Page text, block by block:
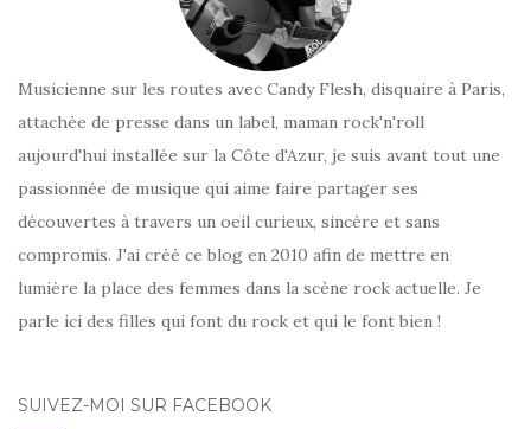
Musicienne sur les routes avec Candy Flesh, disquaire à Paris,
attachée de presse dans un label, maman rock'n'roll
aujourd'hui installée sur la Côte d'Azur, je suis avant tout une
passionnée de musique qui aime faire partager ses
découvertes à travers un oeil curieux, sincère et sans
compromis. J'ai créé ce blog en 2010 afin de mettre en
lumière la place des femmes dans la scène rock actuelle. Je
parle ici des filles qui font du rock et qui le font bien !
SUIVEZ-MOI SUR FACEBOOK